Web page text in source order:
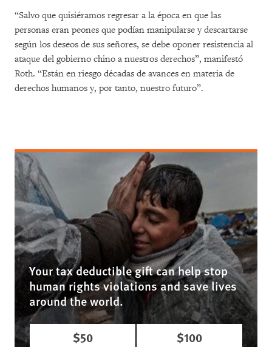
“Salvo que quisiéramos regresar a la época en que las
personas eran peones que podían manipularse y descartarse
según los deseos de sus señores, se debe oponer resistencia al
ataque del gobierno chino a nuestros derechos”, manifestó
Roth. “Están en riesgo décadas de avances en materia de
derechos humanos y, por tanto, nuestro futuro”.
Your tax deductible gift can help stop
human rights violations and save lives
around the world.
$50
$100